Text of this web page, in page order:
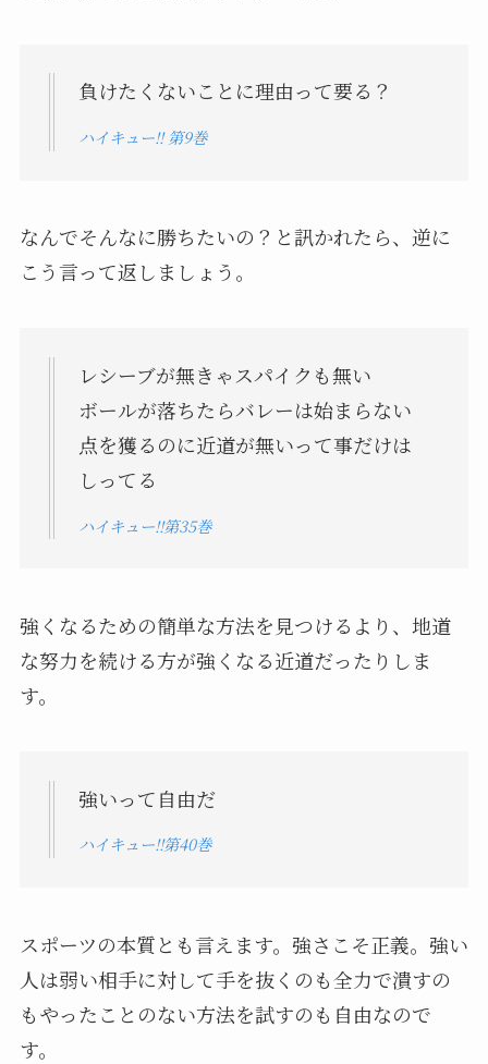
負けたくないことに理由って要る？
ハイキュー!! 第9巻
なんでそんなに勝ちたいの？と訊かれたら、逆に
こう言って返しましょう。
レシーブが無きゃスパイクも無い
ボールが落ちたらバレーは始まらない
点を獲るのに近道が無いって事だけは
しってる
ハイキュー!!第35巻
強くなるための簡単な方法を見つけるより、地道
な努力を続ける方が強くなる近道だったりしま
す。
強いって自由だ
ハイキュー!!第40巻
スポーツの本質とも言えます。強さこそ正義。強い
人は弱い相手に対して手を抜くのも全力で潰すの
もやったことのない方法を試すのも自由なので
す。